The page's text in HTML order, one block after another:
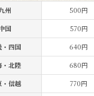
州
国
・四国
・北陸
・信越
500円
570円
640円
680円
770円